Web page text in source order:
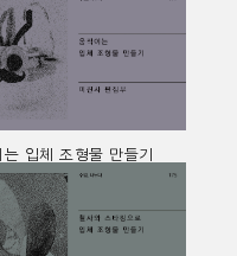
는 입체 조형물 만들기